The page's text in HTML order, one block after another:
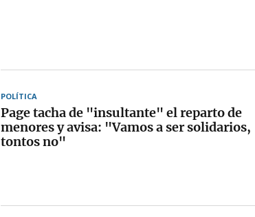
POLÍTICA
Page tacha de "insultante" el reparto de
menores y avisa: "Vamos a ser solidarios,
tontos no"